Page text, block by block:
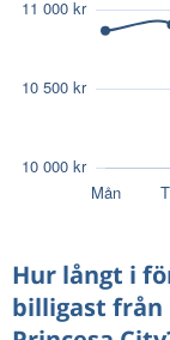
Mars 3
Puerto
Hur långt i
billigast från